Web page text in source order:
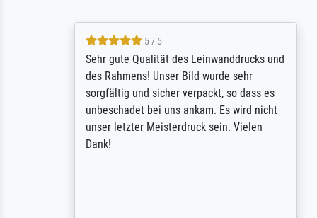
5 / 5
Sehr gute Qualität des Leinwanddrucks und
des Rahmens! Unser Bild wurde sehr
sorgfältig und sicher verpackt, so dass es
unbeschadet bei uns ankam. Es wird nicht
unser letzter Meisterdruck sein. Vielen